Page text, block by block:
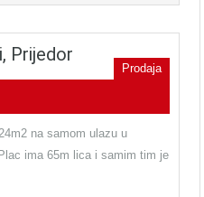
Prijedor
Prodaja
na samom ulazu u
ima 65m lica i samim tim je